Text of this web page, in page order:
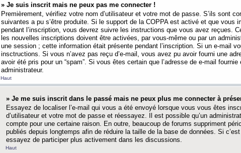
» Je suis inscrit mais ne peux pas me connecter !
Premièrement, vérifiez votre nom d’utilisateur et votre mot de passe. S’ils sont
suivantes a pu s’être produite. Si le support de la COPPA est activé et que vous
pendant l’inscription, vous devrez suivre les instructions que vous avez reçues.
les nouvelles inscriptions doivent être activées, par vous-même ou par un
une session ; cette information était présente pendant l’inscription. Si un e-mail
insctructions. Si vous n’avez pas reçu d’e-mail, vous avez pu avoir fourni une
avoir été pris pour un “spam”. Si vous êtes certain que l’adresse de e-mail
administrateur.
Haut
» Je me suis inscrit dans le passé mais ne peux plus me connecter à
Essayez de localiser l’e-mail qui vous a été envoyé lorsque vous vous êtes
d’utilisateur et votre mot de passe et réessayez. Il est possible qu’un
compte pour une certaine raison. En outre, beaucoup de forums suppriment
publiés depuis longtemps afin de réduire la taille de la base de données. Si
essayez de participer plus activement dans les discussions.
Haut